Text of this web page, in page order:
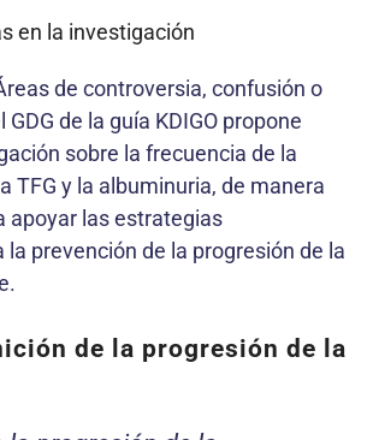
en la investigación
de controversia, confusión o
GDG de la guía KDIGO propone
sobre la frecuencia de la
TFG y la albuminuria, de manera
apoyar las estrategias
la prevención de la progresión de la
de la progresión de la